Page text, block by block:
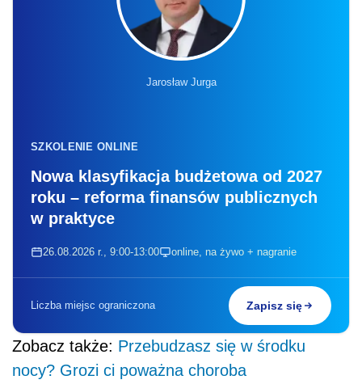
Jarosław Jurga
SZKOLENIE ONLINE
Nowa klasyfikacja budżetowa od 2027
roku – reforma finansów publicznych
w praktyce
26.08.2026 r., 9:00-13:00 online, na żywo + nagranie
Liczba miejsc ograniczona Zapisz się
Zobacz także: Przebudzasz się w środku
nocy? Grozi ci poważna choroba